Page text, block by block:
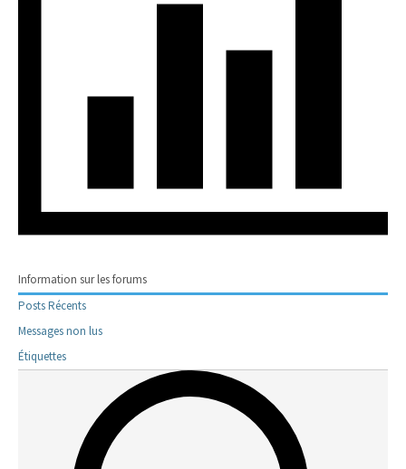
Information sur les forums
Posts Récents
Messages non lus
Étiquettes